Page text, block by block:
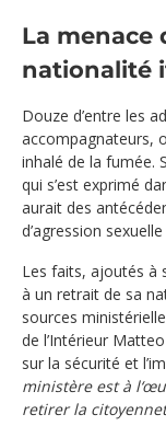
La menace
nationalité
Douze d’entre les
accompagnateurs,
inhalé de la fumée.
qui s’est exprimé
aurait des
d’agression
Les faits, ajoutés à
à un retrait de sa
sources
de l’Intérieur
sur la sécurité et
ministère est à
retirer la